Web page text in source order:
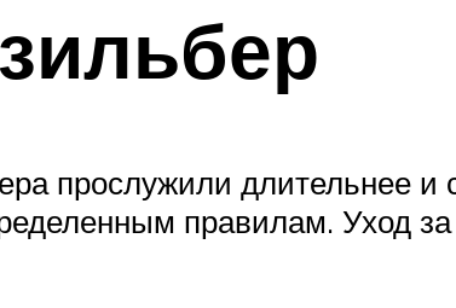
прослужили длительнее и
правилам. Уход